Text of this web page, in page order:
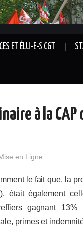
ET ÉLU-E-S CGT
à la
en Ligne
le fait que, la
était également
gagnant
primes et